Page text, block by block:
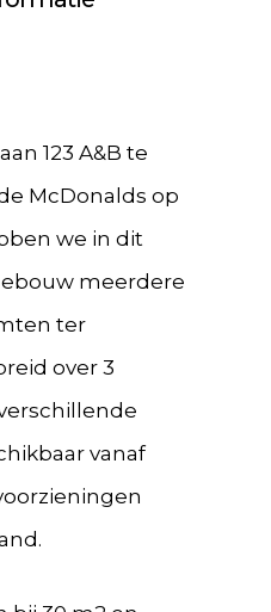
123 A&B te
McDonalds op
we in dit
meerdere
ter
over 3
vanaf